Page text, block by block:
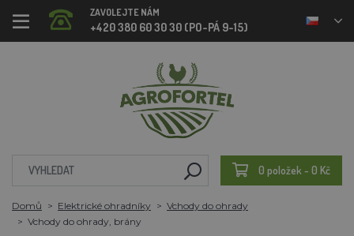
ZAVOLEJTE NÁM
+420 380 60 30 30 (PO-PÁ 9-15)
0 položek - 0 Kč
Domů Elektrické ohradníky
Vchody do ohrady
Vchody do ohrady, brány